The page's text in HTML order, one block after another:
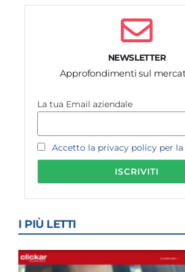
NEWSLETTER
Approfondimenti sul
La tua Email aziendale
Accetto la privacy policy per
I PIÙ LETTI